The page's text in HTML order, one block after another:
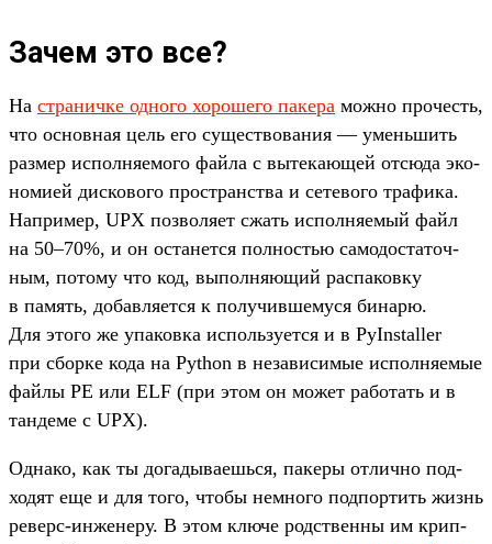
Зачем это все?
На стра­нич­ке одно­го хороше­го пакера мож­но про­честь,
что основная цель его сущес­тво­вания — умень­шить
раз­мер исполня­емо­го фай­ла с вытека­ющей отсю­да эко­
номи­ей дис­кового прос­транс­тва и сетево­го тра­фика.
Нап­ример, UPX поз­воля­ет сжать исполня­емый файл
на 50–70%, и он оста­нет­ся пол­ностью самодос­таточ­
ным, потому что код, выпол­няющий рас­паков­ку
в память, добав­ляет­ся к получив­шемуся бинарю.
Для это­го же упа­ков­ка исполь­зует­ся и в PyInstaller
при сбор­ке кода на Python в незави­симые исполня­емые
фай­лы PE или ELF (при этом он может работать и в
тан­деме с UPX).
Од­нако, как ты догады­ваешь­ся, пакеры отлично под­
ходят еще и для того, что­бы нем­ного под­портить жизнь
реверс‑инже­неру. В этом клю­че родс­твен­ны им крип­